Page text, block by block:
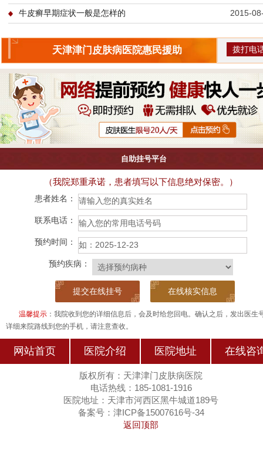
牛皮癣早期症状一般是怎样的 2015-
天津津门皮肤病医院惠民援助 拨打电
自助挂号平台
（我院郑重承诺，患者填写以下信息绝对保密。）
患者姓名：
联系电话：
预约时间：
预约疾病：
在线核实信息
温馨提示：我院收到您的详细信息后，会及时给您回电。确认之后，发出医生
详细来院路线到您的手机，请注意查收。
网站首页 医院介绍 医院地址 在线咨
版权所有：天津津门皮肤病医院
电话热线：185-1081-1916
医院地址：天津市河西区黑牛城道189号
备案号：津ICP备15007616号-34
返回顶部